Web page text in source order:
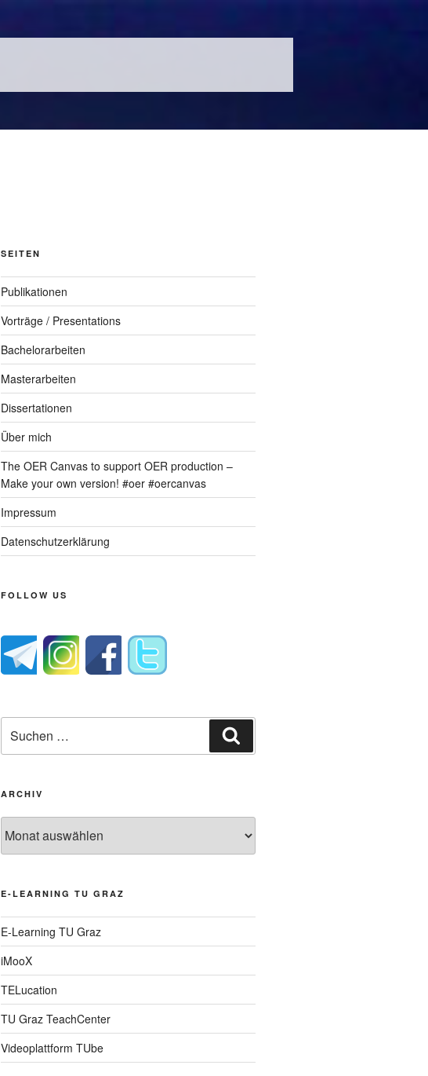
SEITEN
Publikationen
Vorträge / Presentations
Bachelorarbeiten
Masterarbeiten
Dissertationen
Über mich
The OER Canvas to support OER production –
Make your own version! #oer #oercanvas
Impressum
Datenschutzerklärung
FOLLOW US
nach:
ARCHIV
E-LEARNING TU GRAZ
E-Learning TU Graz
iMooX
TELucation
TU Graz TeachCenter
Videoplattform TUbe